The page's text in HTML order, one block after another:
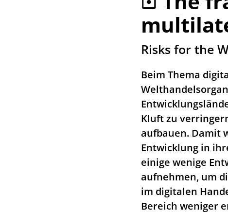
:
Risks for the
Beim Thema
Kluft zu
aufbauen. Damit
Entwicklung in
einige wenige
aufnehmen, um
im digitalen
Bereich weniger